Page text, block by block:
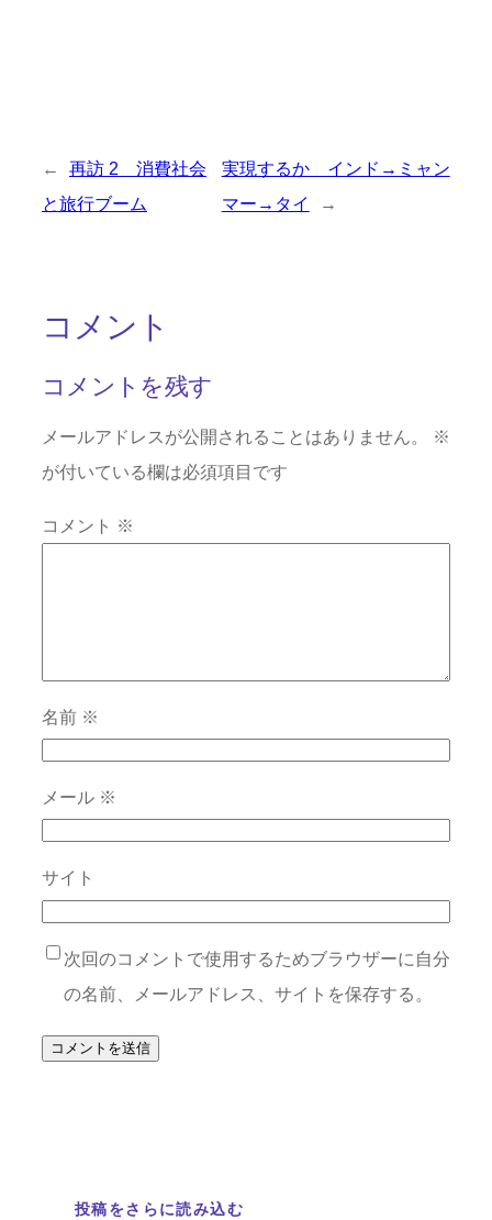
←
再訪 2 消費社会
と旅行ブーム
実現するか インド→ミャン
マー→タイ
→
コメント
コメントを残す
メールアドレスが公開されることはありません。
※
が付いている欄は必須項目です
コメント ※
名前 ※
メール ※
サイト
次回のコメントで使用するためブラウザーに自分
の名前、メールアドレス、サイトを保存する。
投稿をさらに読み込む